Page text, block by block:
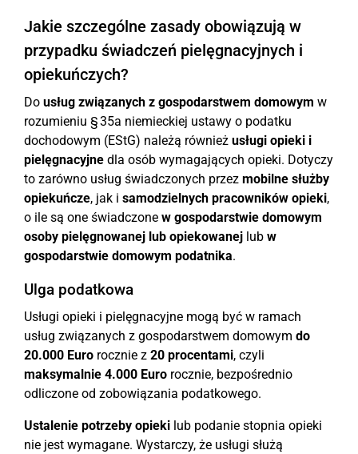
Jakie szczególne zasady obowiązują w
przypadku świadczeń pielęgnacyjnych i
opiekuńczych?
Do usług związanych z gospodarstwem domowym w
rozumieniu § 35a niemieckiej ustawy o podatku
dochodowym (EStG) należą również usługi opieki i
pielęgnacyjne dla osób wymagających opieki. Dotyczy
to zarówno usług świadczonych przez mobilne służby
opiekuńcze, jak i samodzielnych pracowników opieki,
o ile są one świadczone w gospodarstwie domowym
osoby pielęgnowanej lub opiekowanej lub w
gospodarstwie domowym podatnika.
Ulga podatkowa
Usługi opieki i pielęgnacyjne mogą być w ramach
usług związanych z gospodarstwem domowym do
20.000 Euro rocznie z 20 procentami, czyli
maksymalnie 4.000 Euro rocznie, bezpośrednio
odliczone od zobowiązania podatkowego.
Ustalenie potrzeby opieki lub podanie stopnia opieki
nie jest wymagane. Wystarczy, że usługi służą